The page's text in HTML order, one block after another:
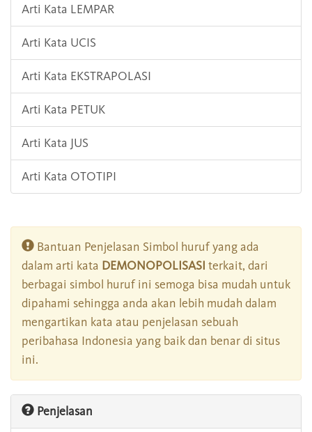
Arti Kata LEMPAR
Arti Kata UCIS
Arti Kata EKSTRAPOLASI
Arti Kata PETUK
Arti Kata JUS
Arti Kata OTOTIPI
Bantuan Penjelasan Simbol huruf yang ada
dalam arti kata DEMONOPOLISASI terkait, dari
berbagai simbol huruf ini semoga bisa mudah untuk
dipahami sehingga anda akan lebih mudah dalam
mengartikan kata atau penjelasan sebuah
peribahasa Indonesia yang baik dan benar di situs
ini.
Penjelasan